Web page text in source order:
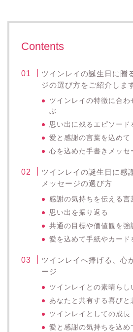
Contents
ツインレイの誕生日に贈
ジの選び方をご紹介しま
ツインレイの特徴に合わ
ぶ
思い出に残るエピソード
愛と感謝の言葉を込めて
心を込めた手書きメッセ
ツインレイの誕生日に感
メッセージの選び方
感謝の気持ちを伝える言
思い出を振り返る
共通の目標や価値観を強
愛を込めて手紙やカード
ツインレイへ捧げる、心
ージ
ツインレイとの素晴らし
あなたと共有する喜びと
ツインレイとしての成長
愛と感謝の気持ちを込め